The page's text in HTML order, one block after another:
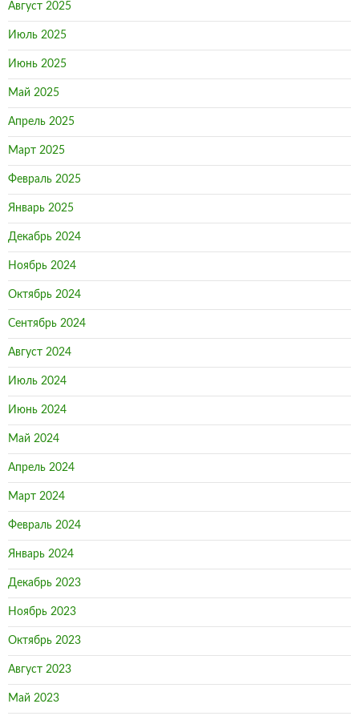
Август 2025
Июль 2025
Июнь 2025
Май 2025
Апрель 2025
Март 2025
Февраль 2025
Январь 2025
Декабрь 2024
Ноябрь 2024
Октябрь 2024
Сентябрь 2024
Август 2024
Июль 2024
Июнь 2024
Май 2024
Апрель 2024
Март 2024
Февраль 2024
Январь 2024
Декабрь 2023
Ноябрь 2023
Октябрь 2023
Август 2023
Май 2023